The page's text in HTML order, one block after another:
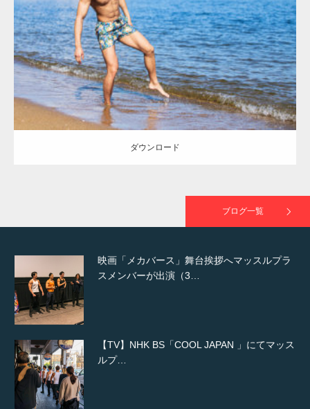
Category:海のマッチョ オレンジの人 AKIHITO(細マッチョ) 大胸筋
脚
ダウンロード
ダウンロード
ブログ一覧
TOKYO FMラジオ番組「ONE MORNING」
で紹介さ…
NHK「所さん！事件ですよ」に取材されまし
た（6/8放送）
映画「メカバース」舞台挨拶へマッスルプラ
スメンバーが出演（3…
【TV】NHK BS「COOL JAPAN 」にてマッス
ルプ…